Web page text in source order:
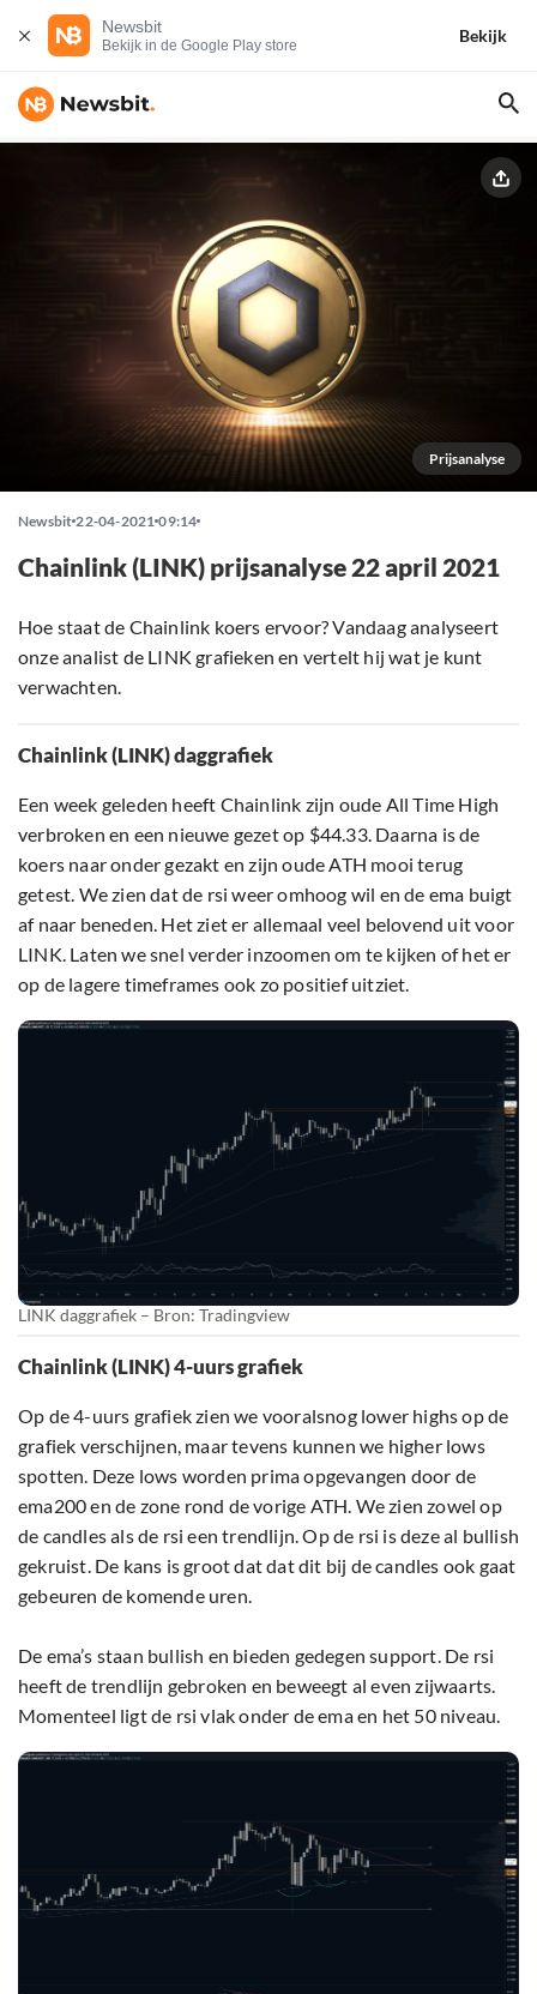
Newsbit
Bekijk in de Google Play store
Bekijk
Prijsanalyse
Newsbit 22-04-2021 09:14
Chainlink (LINK) prijsanalyse 22 april 2021
Hoe staat de Chainlink koers ervoor? Vandaag analyseert
onze analist de LINK grafieken en vertelt hij wat je kunt
verwachten.
Chainlink (LINK) daggrafiek
Een week geleden heeft Chainlink zijn oude All Time High
verbroken en een nieuwe gezet op $44.33. Daarna is de
koers naar onder gezakt en zijn oude ATH mooi terug
getest. We zien dat de rsi weer omhoog wil en de ema buigt
af naar beneden. Het ziet er allemaal veel belovend uit voor
LINK. Laten we snel verder inzoomen om te kijken of het er
op de lagere timeframes ook zo positief uitziet.
LINK daggrafiek – Bron: Tradingview
Chainlink (LINK) 4-uurs grafiek
Op de 4-uurs grafiek zien we vooralsnog lower highs op de
grafiek verschijnen, maar tevens kunnen we higher lows
spotten. Deze lows worden prima opgevangen door de
ema200 en de zone rond de vorige ATH. We zien zowel op
de candles als de rsi een trendlijn. Op de rsi is deze al bullish
gekruist. De kans is groot dat dat dit bij de candles ook gaat
gebeuren de komende uren.
De ema’s staan bullish en bieden gedegen support. De rsi
heeft de trendlijn gebroken en beweegt al even zijwaarts.
Momenteel ligt de rsi vlak onder de ema en het 50 niveau.